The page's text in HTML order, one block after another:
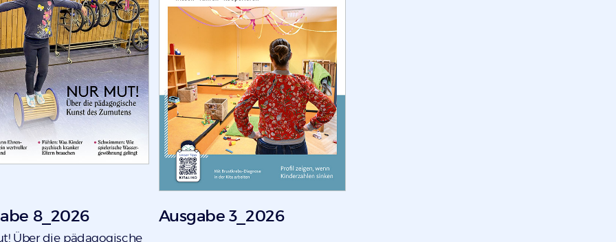
8_2026
Über die pädagogische
Ausgabe 3_2026